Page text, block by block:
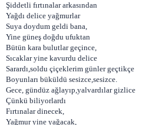
Şiddetli fırtınalar arkasından
Yağdı delice yağmurlar
Suya doydum geldi bana,
Yine güneş doğdu ufuktan
Bütün kara bulutlar geçince,
Sıcaklar yine kavurdu delice
Sarardı,soldu çiçeklerim günler geçtikçe
Boyunları büküldü sesizce,sesizce.
Gece, gündüz ağlayıp,yalvardılar gizlice
Çünkü biliyorlardı
Fırtınalar dinecek,
Yağmur yine yağacak,